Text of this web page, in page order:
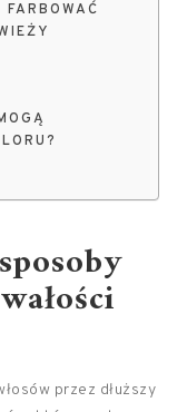
przez dłuższy